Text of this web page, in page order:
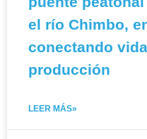
el río Chimbo,
conectando
producción
LEER MÁS»